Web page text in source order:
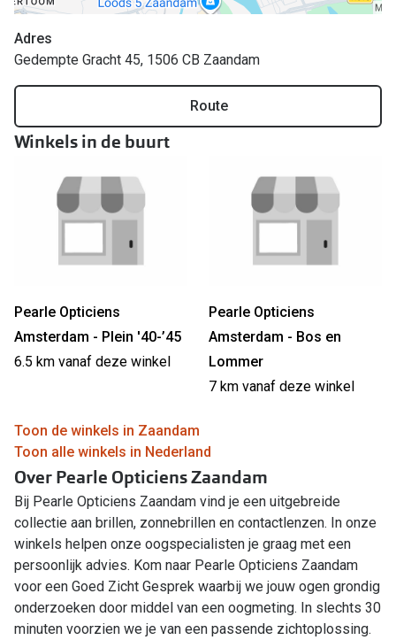
Alle brillen merken
Online bril kopen in maar 4 stappen
Soorten brillenglazen
Bril online passen
Brillentrends
Meekleurende glazen
Nachtbril
Adres
Gedempte Gracht 45, 1506 CB Zaandam
Route
Winkels in de buurt
Pearle Opticiens
Amsterdam - Plein '40-’45
6.5 km vanaf deze winkel
Pearle Opticiens
Amsterdam - Bos en
Lommer
7 km vanaf deze winkel
Toon de winkels in Zaandam
Toon alle winkels in Nederland
Over Pearle Opticiens Zaandam
Bij Pearle Opticiens Zaandam vind je een uitgebreide
collectie aan brillen, zonnebrillen en contactlenzen. In onze
winkels helpen onze oogspecialisten je graag met een
persoonlijk advies. Kom naar Pearle Opticiens Zaandam
voor een Goed Zicht Gesprek waarbij we jouw ogen grondig
onderzoeken door middel van een oogmeting. In slechts 30
minuten voorzien we je van een passende zichtoplossing.